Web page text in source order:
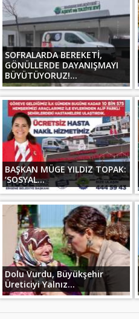
SOFRALARDA BEREKETİ,
GÖNÜLLERDE DAYANIŞMAYI
BÜYÜTÜYORUZ!...
BAŞKAN MÜGE YILDIZ TOPAK:
‘SOSYAL...
Dolu Vurdu, Büyükşehir
Üreticiyi Yalnız...